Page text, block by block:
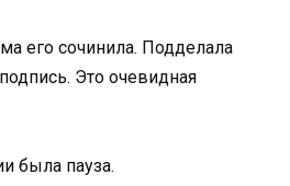
его сочинила. Подделала
Это очевидная
была пауза.